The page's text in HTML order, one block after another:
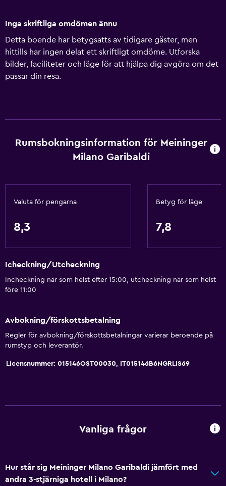
Inga skriftliga omdömen ännu
Detta boende har betygsatts av tidigare gäster, men
hittills har ingen delat ett skriftligt omdöme. Utforska
bilder, faciliteter och läge för att hjälpa dig avgöra om det
passar din resa.
Rumsbokningsinformation för Meininger
Milano Garibaldi
Valuta för pengarna
8,3
Betyg för läge
7,8
Icheckning/Utcheckning
Incheckning när som helst efter 15:00, utcheckning när som helst
före 11:00
Avbokning/förskottsbetalning
Regler för avbokning/förskottsbetalningar varierar beroende på
rumstyp och leverantör.
Licensnummer: 015146OST00030, IT015146B6NGRLIS69
Vanliga frågor
Hur står sig Meininger Milano Garibaldi jämfört med
andra 3-stjärniga hotell i Milano?